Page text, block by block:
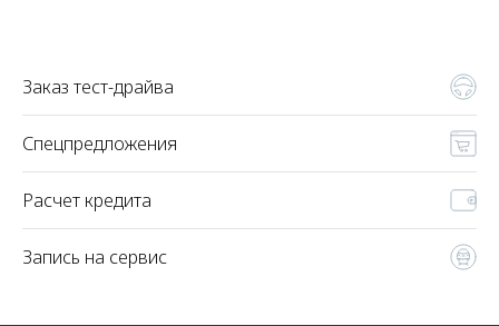
Заказ тест-драйва
Спецпредложения
Расчет кредита
Запись на сервис